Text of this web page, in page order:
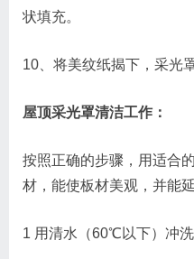
状填充。
10、将美纹纸揭下，采光
屋顶采光罩清洁工作：
按照正确的步骤，用适合
材，能使板材美观，并能
1 用清水（60℃以下）冲洗